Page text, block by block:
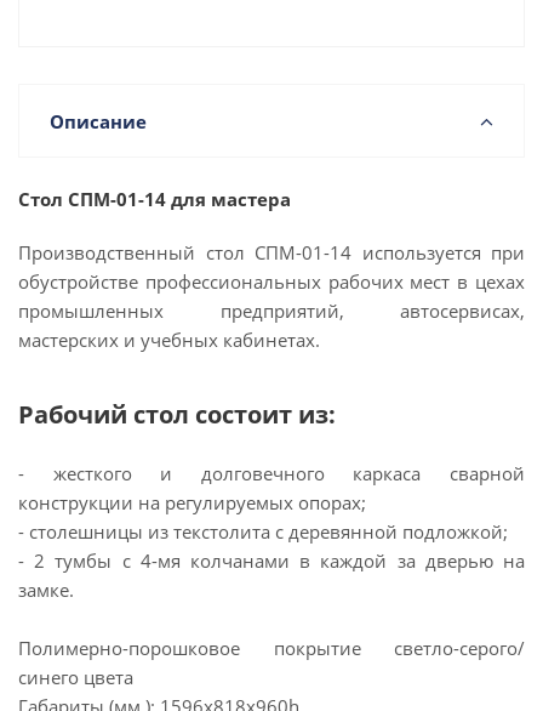
Описание
Стол СПМ-01-14 для мастера
Производственный стол СПМ-01-14 используется при
обустройстве профессиональных рабочих мест в цехах
промышленных предприятий, автосервисах,
мастерских и учебных кабинетах.
Рабочий стол состоит из:
- жесткого и долговечного каркаса сварной
конструкции на регулируемых опорах;
- столешницы из текстолита с деревянной подложкой;
- 2 тумбы с 4-мя колчанами в каждой за дверью на
замке.
Полимерно-порошковое покрытие светло-серого/
синего цвета
Габариты (мм.): 1596x818x960h